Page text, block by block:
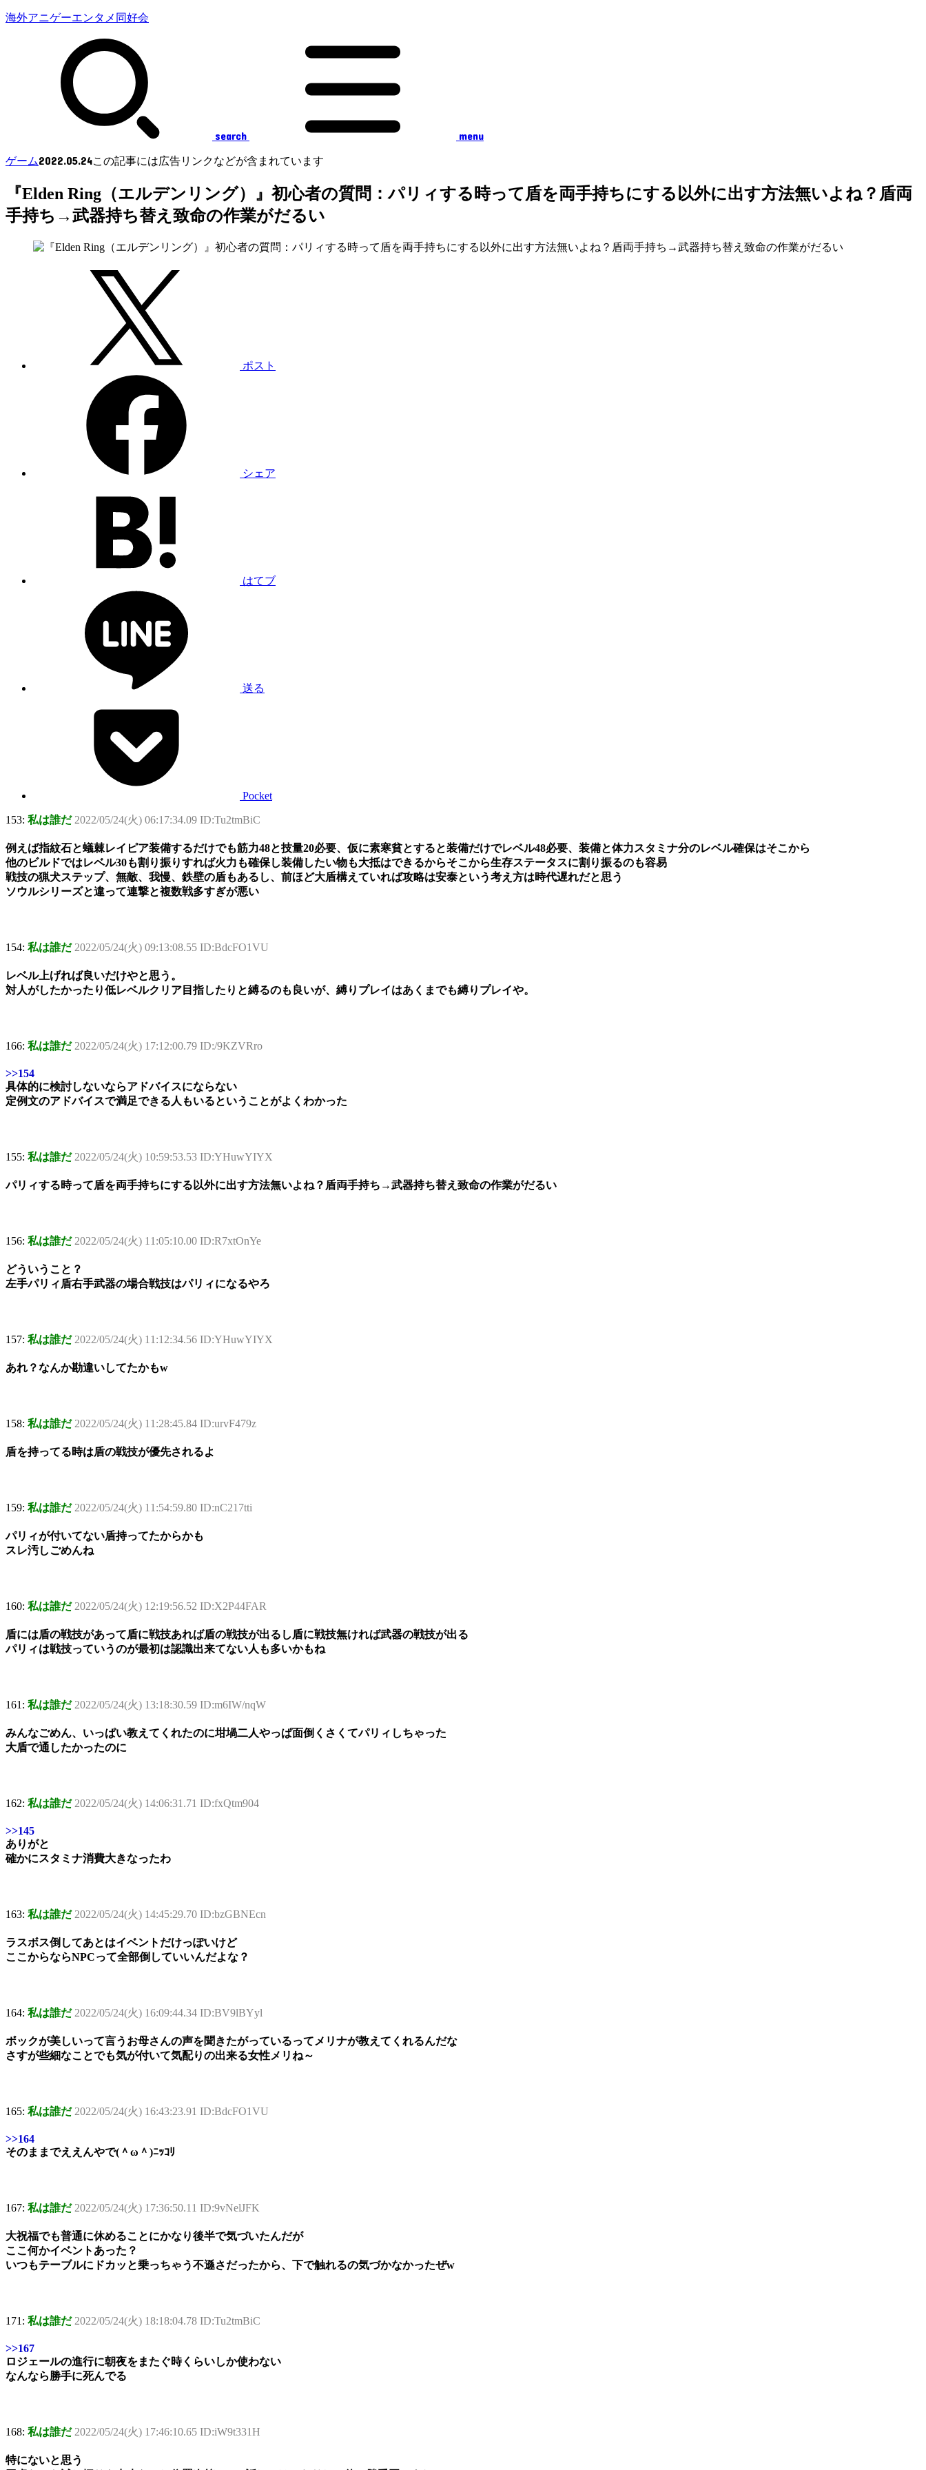
海外アニゲーエンタメ同好会
search menu
ゲーム2022.05.24この記事には広告リンクなどが含まれています
『Elden Ring（エルデンリング）』初心者の質問：パリィする時って盾を両手持ちにする以外に出す方法無いよね？盾両
手持ち→武器持ち替え致命の作業がだるい
ポスト
シェア
はてブ
送る
Pocket
153: 私は誰だ 2022/05/24(火) 06:17:34.09 ID:Tu2tmBiC
例えば指紋石と蟻棘レイピア装備するだけでも筋力48と技量20必要、仮に素寒貧とすると装備だけでレベル48必要、装備と体力スタミナ分のレベル確保はそこから
他のビルドではレベル30も割り振りすれば火力も確保し装備したい物も大抵はできるからそこから生存ステータスに割り振るのも容易
戦技の猟犬ステップ、無敵、我慢、鉄壁の盾もあるし、前ほど大盾構えていれば攻略は安泰という考え方は時代遅れだと思う
ソウルシリーズと違って連撃と複数戦多すぎが悪い
154: 私は誰だ 2022/05/24(火) 09:13:08.55 ID:BdcFO1VU
レベル上げれば良いだけやと思う。
対人がしたかったり低レベルクリア目指したりと縛るのも良いが、縛りプレイはあくまでも縛りプレイや。
166: 私は誰だ 2022/05/24(火) 17:12:00.79 ID:/9KZVRro
>>154
具体的に検討しないならアドバイスにならない
定例文のアドバイスで満足できる人もいるということがよくわかった
155: 私は誰だ 2022/05/24(火) 10:59:53.53 ID:YHuwYIYX
パリィする時って盾を両手持ちにする以外に出す方法無いよね？盾両手持ち→武器持ち替え致命の作業がだるい
156: 私は誰だ 2022/05/24(火) 11:05:10.00 ID:R7xtOnYe
どういうこと？
左手パリィ盾右手武器の場合戦技はパリィになるやろ
157: 私は誰だ 2022/05/24(火) 11:12:34.56 ID:YHuwYIYX
あれ？なんか勘違いしてたかもw
158: 私は誰だ 2022/05/24(火) 11:28:45.84 ID:urvF479z
盾を持ってる時は盾の戦技が優先されるよ
159: 私は誰だ 2022/05/24(火) 11:54:59.80 ID:nC217tti
パリィが付いてない盾持ってたからかも
スレ汚しごめんね
160: 私は誰だ 2022/05/24(火) 12:19:56.52 ID:X2P44FAR
盾には盾の戦技があって盾に戦技あれば盾の戦技が出るし盾に戦技無ければ武器の戦技が出る
パリィは戦技っていうのが最初は認識出来てない人も多いかもね
161: 私は誰だ 2022/05/24(火) 13:18:30.59 ID:m6IW/nqW
みんなごめん、いっぱい教えてくれたのに坩堝二人やっぱ面倒くさくてパリィしちゃった
大盾で通したかったのに
162: 私は誰だ 2022/05/24(火) 14:06:31.71 ID:fxQtm904
>>145
ありがと
確かにスタミナ消費大きなったわ
163: 私は誰だ 2022/05/24(火) 14:45:29.70 ID:bzGBNEcn
ラスボス倒してあとはイベントだけっぽいけど
ここからならNPCって全部倒していいんだよな？
164: 私は誰だ 2022/05/24(火) 16:09:44.34 ID:BV9lBYyl
ボックが美しいって言うお母さんの声を聞きたがっているってメリナが教えてくれるんだな
さすが些細なことでも気が付いて気配りの出来る女性メリね～
165: 私は誰だ 2022/05/24(火) 16:43:23.91 ID:BdcFO1VU
>>164
そのままでええんやで(＾ω＾)ﾆｯｺﾘ
167: 私は誰だ 2022/05/24(火) 17:36:50.11 ID:9vNelJFK
大祝福でも普通に休めることにかなり後半で気づいたんだが
ここ何かイベントあった？
いつもテーブルにドカッと乗っちゃう不遜さだったから、下で触れるの気づかなかったぜw
171: 私は誰だ 2022/05/24(火) 18:18:04.78 ID:Tu2tmBiC
>>167
ロジェールの進行に朝夜をまたぐ時くらいしか使わない
なんなら勝手に死んでる
168: 私は誰だ 2022/05/24(火) 17:46:10.65 ID:iW9t331H
特にないと思う